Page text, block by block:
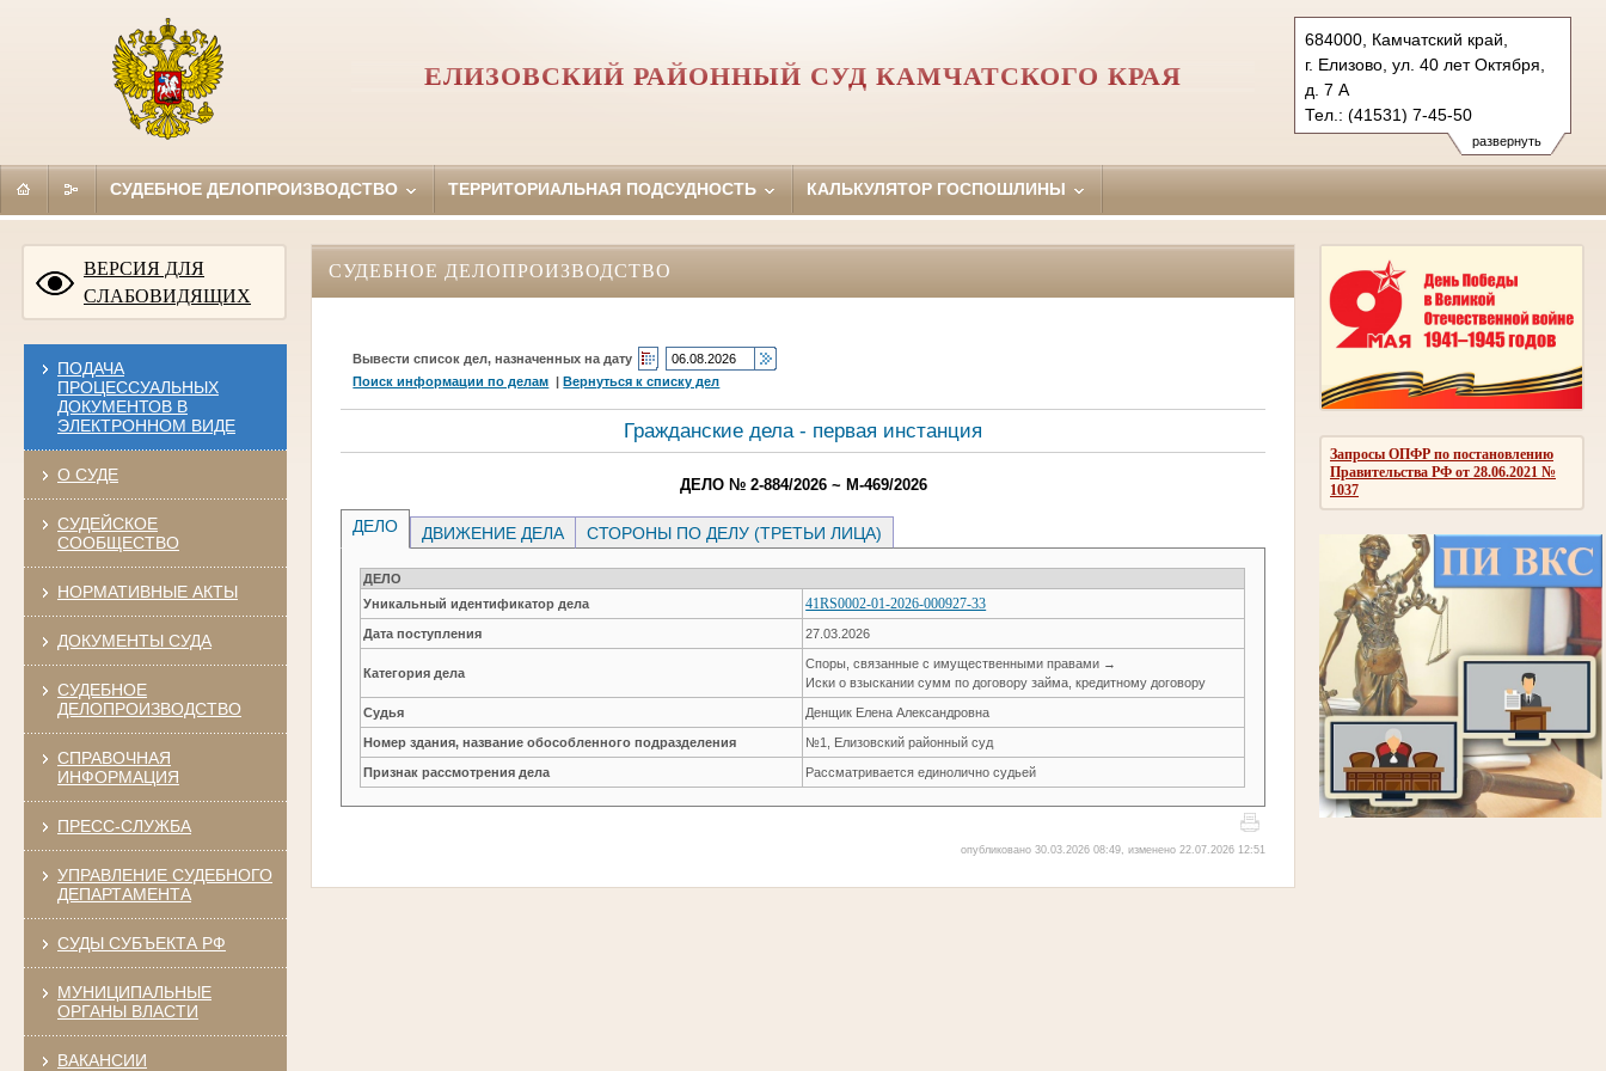
развернуть
684000, Камчатский край,
г. Елизово, ул. 40 лет Октября,
д. 7 А
Тел.: (41531) 7-45-50
7-45-00 факс
elizovsky.kam@sudrf.ru
ЕЛИЗОВСКИЙ РАЙОННЫЙ СУД КАМЧАТСКОГО КРАЯ
СУДЕБНОЕ ДЕЛОПРОИЗВОДСТВО ТЕРРИТОРИАЛЬНАЯ ПОДСУДНОСТЬ КАЛЬКУЛЯТОР ГОСПОШЛИНЫ
ВЕРСИЯ ДЛЯ
СЛАБОВИДЯЩИХ
ПОДАЧА
ПРОЦЕССУАЛЬНЫХ
ДОКУМЕНТОВ В
ЭЛЕКТРОННОМ ВИДЕ
О СУДЕ
СУДЕЙСКОЕ
СООБЩЕСТВО
НОРМАТИВНЫЕ АКТЫ
ДОКУМЕНТЫ СУДА
СУДЕБНОЕ
ДЕЛОПРОИЗВОДСТВО
СПРАВОЧНАЯ
ИНФОРМАЦИЯ
ПРЕСС-СЛУЖБА
УПРАВЛЕНИЕ СУДЕБНОГО
ДЕПАРТАМЕНТА
СУДЫ СУБЪЕКТА РФ
МУНИЦИПАЛЬНЫЕ
ОРГАНЫ ВЛАСТИ
ВАКАНСИИ
Запросы ОПФР по постановлению
Правительства РФ от 28.06.2021 №
1037
СУДЕБНОЕ ДЕЛОПРОИЗВОДСТВО
Вывести список дел, назначенных на дату
Поиск информации по делам |Вернуться к списку дел
Гражданские дела - первая инстанция
ДЕЛО № 2-884/2026 ~ М-469/2026
ДЕЛО ДВИЖЕНИЕ ДЕЛА СТОРОНЫ ПО ДЕЛУ (ТРЕТЬИ ЛИЦА)
ДЕЛО
Уникальный идентификатор дела
41RS0002-01-2026-000927-33
Дата поступления 27.03.2026
Категория дела
Споры, связанные с имущественными правами →
Иски о взыскании сумм по договору займа, кредитному договору
Судья Денщик Елена Александровна
Номер здания, название обособленного подразделения №1, Елизовский районный суд
Признак рассмотрения дела Рассматривается единолично судьей
опубликовано 30.03.2026 08:49, изменено 22.07.2026 12:51